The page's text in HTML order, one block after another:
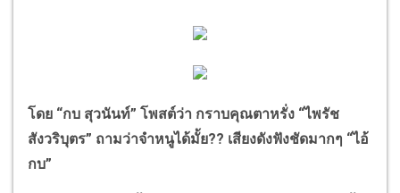
โดย “กบ สุวนันท์” โพสต์ว่า กราบคุณตาหรั่ง “ไพรัช
สังวริบุตร” ถามว่าจำหนูได้มั้ย?? เสียงดังฟังชัดมากๆ “ไอ้
กบ”